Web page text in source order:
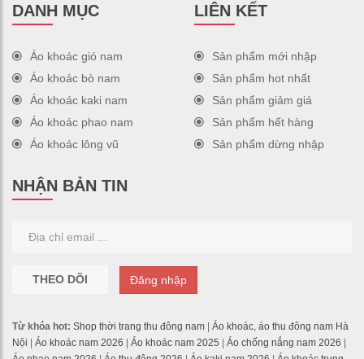
DANH MỤC
Áo khoác gió nam
Áo khoác bò nam
Áo khoác kaki nam
Áo khoác phao nam
Áo khoác lông vũ
LIÊN KẾT
Sản phẩm mới nhập
Sản phẩm hot nhất
Sản phẩm giảm giá
Sản phẩm hết hàng
Sản phẩm dừng nhập
NHẬN BẢN TIN
THEO DÕI Đăng nhập
Từ khóa hot: Shop thời trang thu đông nam
Áo khoác, áo thu đông nam Hà
Nội
Áo khoác nam 2026 Áo khoác nam 2025 Áo chống nắng nam 2026